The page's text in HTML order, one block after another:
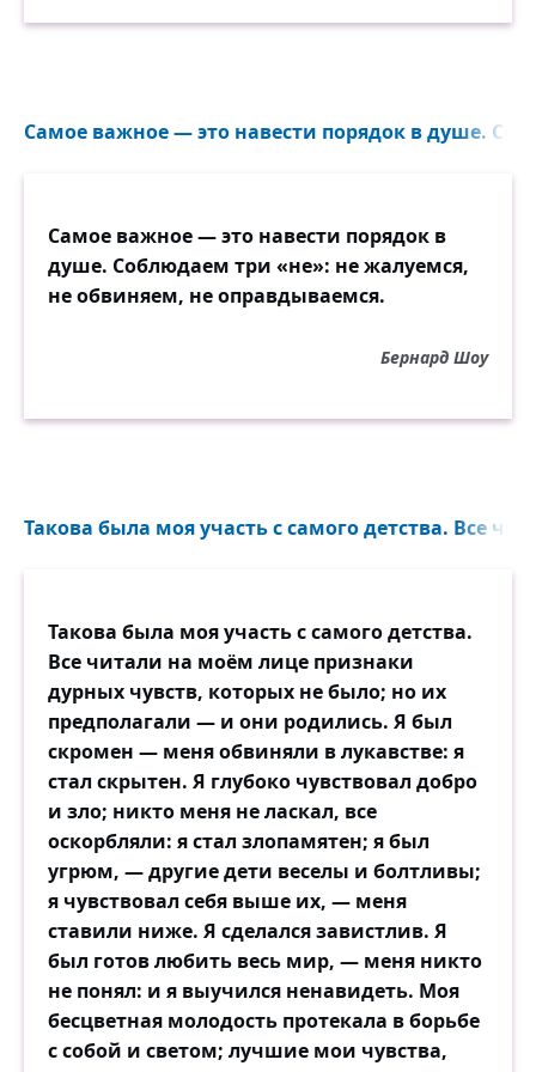
Самое важное — это навести порядок в душе.
Самое важное — это навести порядок в
душе. Соблюдаем три «не»: не жалуемся,
не обвиняем, не оправдываемся.
Бернард Шоу
Такова была моя участь с самого детства. Все
Такова была моя участь с самого детства.
Все читали на моём лице признаки
дурных чувств, которых не было; но их
предполагали — и они родились. Я был
скромен — меня обвиняли в лукавстве: я
стал скрытен. Я глубоко чувствовал добро
и зло; никто меня не ласкал, все
оскорбляли: я стал злопамятен; я был
угрюм, — другие дети веселы и болтливы;
я чувствовал себя выше их, — меня
ставили ниже. Я сделался завистлив. Я
был готов любить весь мир, — меня никто
не понял: и я выучился ненавидеть. Моя
бесцветная молодость протекала в борьбе
с собой и светом; лучшие мои чувства,